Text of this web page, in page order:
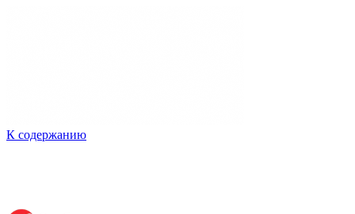
К содержанию